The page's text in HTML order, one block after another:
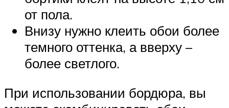
от пола.
Внизу нужно клеить обои более
темного оттенка, а вверху –
более светлого.
При использовании бордюра, вы